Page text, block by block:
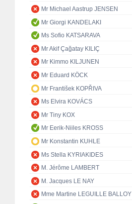
Mr Michael Aastrup JENSEN
Mr Giorgi KANDELAKI
Ms Sofio KATSARAVA
Mr Akif Çağatay KILIÇ
Mr Kimmo KILJUNEN
Mr Eduard KÖCK
Mr František KOPŘIVA
Ms Elvira KOVÁCS
Mr Tiny KOX
Mr Eerik-Niiles KROSS
Mr Konstantin KUHLE
Ms Stella KYRIAKIDES
M. Jérôme LAMBERT
M. Jacques LE NAY
Mme Martine LEGUILLE BALLOY